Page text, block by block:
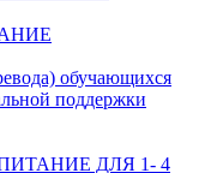
обучающихся
поддержки
ДЛЯ 1- 4